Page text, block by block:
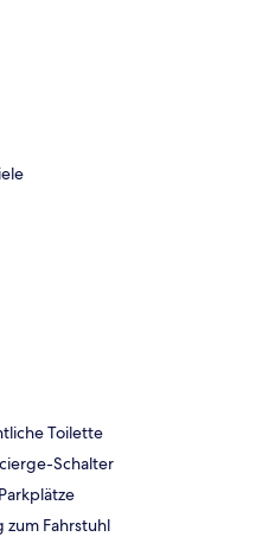
Toilette
Schalter
Fahrstuhl